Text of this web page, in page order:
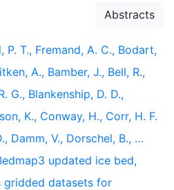
Abstracts
P. T., Fremand, A. C., Bodart,
A., Bamber, J., Bell, R.,
G., Blankenship, D. D.,
K., Conway, H., Corr, H. F.
Damm, V., Dorschel, B., …
updated ice bed,
gridded datasets for